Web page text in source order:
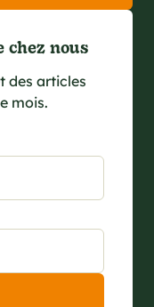
chez nous
des articles
mois.